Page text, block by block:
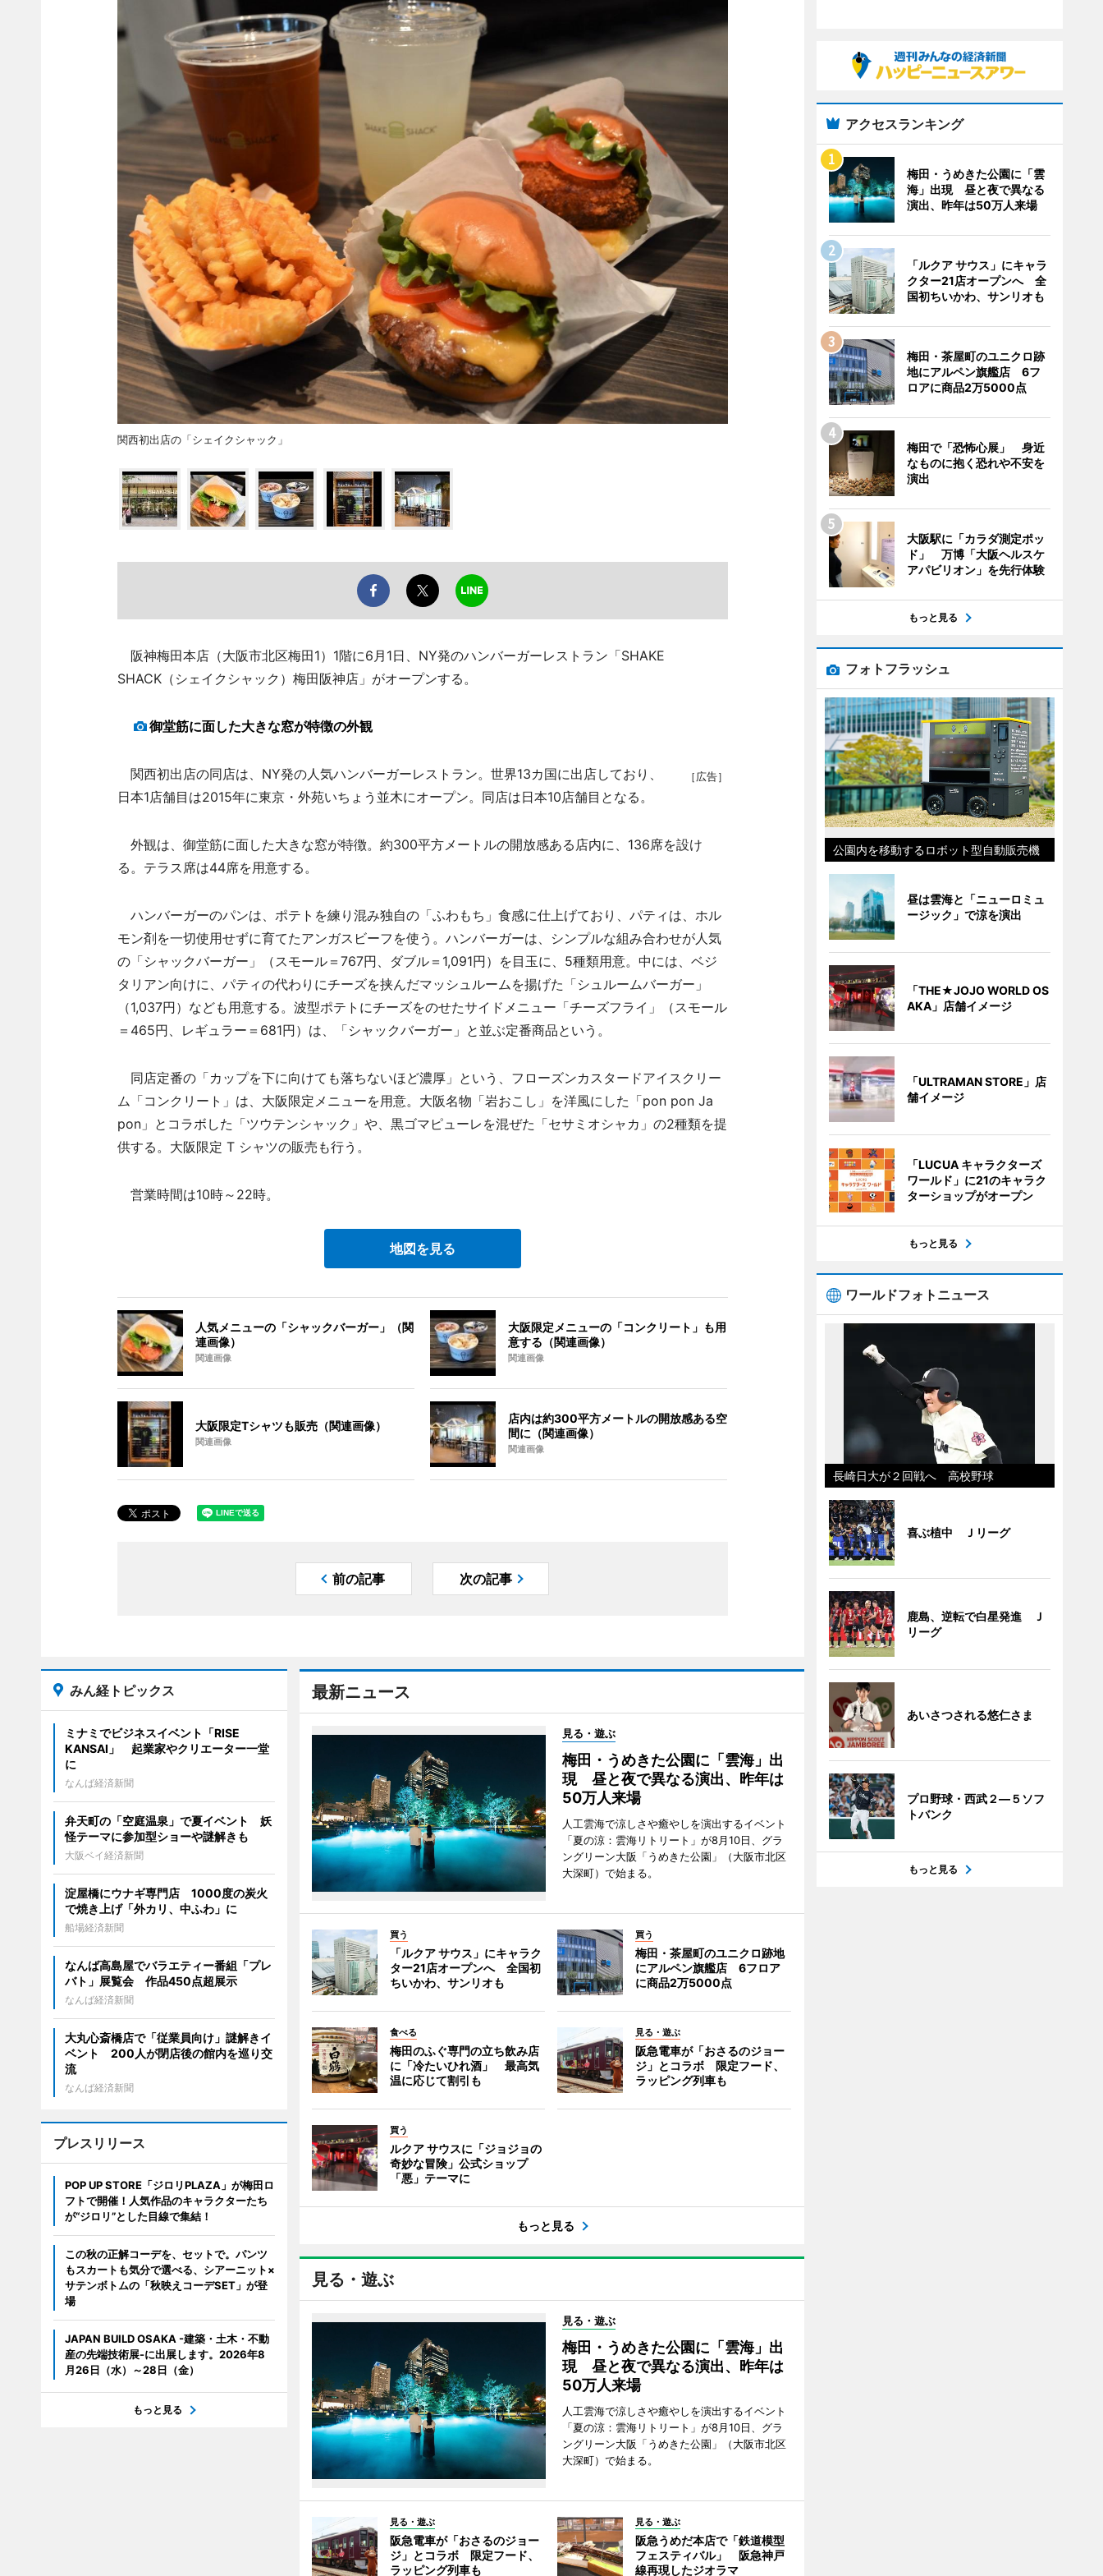
関西初出店の「シェイクシャック」
阪神梅田本店（大阪市北区梅田1）1階に6月1日、NY発のハンバーガーレストラン「SHAKE
SHACK（シェイクシャック）梅田阪神店」がオープンする。
御堂筋に面した大きな窓が特徴の外観
［広告］
関西初出店の同店は、NY発の人気ハンバーガーレストラン。世界13カ国に出店しており、
日本1店舗目は2015年に東京・外苑いちょう並木にオープン。同店は日本10店舗目となる。
外観は、御堂筋に面した大きな窓が特徴。約300平方メートルの開放感ある店内に、136席を設け
る。テラス席は44席を用意する。
ハンバーガーのパンは、ポテトを練り混み独自の「ふわもち」食感に仕上げており、パティは、ホル
モン剤を一切使用せずに育てたアンガスビーフを使う。ハンバーガーは、シンプルな組み合わせが人気
の「シャックバーガー」（スモール＝767円、ダブル＝1,091円）を目玉に、5種類用意。中には、ベジ
タリアン向けに、パティの代わりにチーズを挟んだマッシュルームを揚げた「シュルームバーガー」
（1,037円）なども用意する。波型ポテトにチーズをのせたサイドメニュー「チーズフライ」（スモール
＝465円、レギュラー＝681円）は、「シャックバーガー」と並ぶ定番商品という。
同店定番の「カップを下に向けても落ちないほど濃厚」という、フローズンカスタードアイスクリー
ム「コンクリート」は、大阪限定メニューを用意。大阪名物「岩おこし」を洋風にした「pon pon Ja
pon」とコラボした「ツウテンシャック」や、黒ゴマピューレを混ぜた「セサミオシャカ」の2種類を提
供する。大阪限定 T シャツの販売も行う。
営業時間は10時～22時。
地図を見る
人気メニューの「シャックバーガー」（関
連画像）
関連画像
大阪限定メニューの「コンクリート」も用
意する（関連画像）
関連画像
大阪限定Tシャツも販売（関連画像）
関連画像
店内は約300平方メートルの開放感ある空
間に（関連画像）
関連画像
前の記事 次の記事
最新ニュース
見る・遊ぶ
梅田・うめきた公園に「雲海」出
現 昼と夜で異なる演出、昨年は
50万人来場
人工雲海で涼しさや癒やしを演出するイベント
「夏の涼：雲海リトリート」が8月10日、グラ
ングリーン大阪「うめきた公園」（大阪市北区
大深町）で始まる。
買う
「ルクア サウス」にキャラク
ター21店オープンへ 全国初
ちいかわ、サンリオも
買う
梅田・茶屋町のユニクロ跡地
にアルペン旗艦店 6フロア
に商品2万5000点
食べる
梅田のふぐ専門の立ち飲み店
に「冷たいひれ酒」 最高気
温に応じて割引も
見る・遊ぶ
阪急電車が「おさるのジョー
ジ」とコラボ 限定フード、
ラッピング列車も
買う
ルクア サウスに「ジョジョの
奇妙な冒険」公式ショップ
「悪」テーマに
もっと見る
見る・遊ぶ
見る・遊ぶ
梅田・うめきた公園に「雲海」出
現 昼と夜で異なる演出、昨年は
50万人来場
人工雲海で涼しさや癒やしを演出するイベント
「夏の涼：雲海リトリート」が8月10日、グラ
ングリーン大阪「うめきた公園」（大阪市北区
大深町）で始まる。
見る・遊ぶ
阪急電車が「おさるのジョー
ジ」とコラボ 限定フード、
ラッピング列車も
見る・遊ぶ
阪急うめだ本店で「鉄道模型
フェスティバル」 阪急神戸
線再現したジオラマ
みん経トピックス
ミナミでビジネスイベント「RISE
KANSAI」 起業家やクリエーター一堂
に
なんば経済新聞
弁天町の「空庭温泉」で夏イベント 妖
怪テーマに参加型ショーや謎解きも
大阪ベイ経済新聞
淀屋橋にウナギ専門店 1000度の炭火
で焼き上げ「外カリ、中ふわ」に
船場経済新聞
なんば高島屋でバラエティー番組「プレ
バト」展覧会 作品450点超展示
なんば経済新聞
大丸心斎橋店で「従業員向け」謎解きイ
ベント 200人が閉店後の館内を巡り交
流
なんば経済新聞
プレスリリース
POP UP STORE「ジロリPLAZA」が梅田ロ
フトで開催！人気作品のキャラクターたち
が“ジロリ”とした目線で集結！
この秋の正解コーデを、セットで。パンツ
もスカートも気分で選べる、シアーニット×
サテンボトムの「秋映えコーデSET」が登
場
JAPAN BUILD OSAKA -建築・土木・不動
産の先端技術展-に出展します。2026年8
月26日（水）～28日（金）
もっと見る
アクセスランキング
梅田・うめきた公園に「雲
海」出現 昼と夜で異なる
演出、昨年は50万人来場
「ルクア サウス」にキャラ
クター21店オープンへ 全
国初ちいかわ、サンリオも
梅田・茶屋町のユニクロ跡
地にアルペン旗艦店 6フ
ロアに商品2万5000点
梅田で「恐怖心展」 身近
なものに抱く恐れや不安を
演出
大阪駅に「カラダ測定ポッ
ド」 万博「大阪ヘルスケ
アパビリオン」を先行体験
もっと見る
フォトフラッシュ
公園内を移動するロボット型自動販売機
昼は雲海と「ニューロミュ
ージック」で涼を演出
「THE★JOJO WORLD OS
AKA」店舗イメージ
「ULTRAMAN STORE」店
舗イメージ
「LUCUA キャラクターズ
ワールド」に21のキャラク
ターショップがオープン
もっと見る
ワールドフォトニュース
長崎日大が２回戦へ 高校野球
喜ぶ植中 Ｊリーグ
鹿島、逆転で白星発進 Ｊ
リーグ
あいさつされる悠仁さま
プロ野球・西武２―５ソフ
トバンク
もっと見る